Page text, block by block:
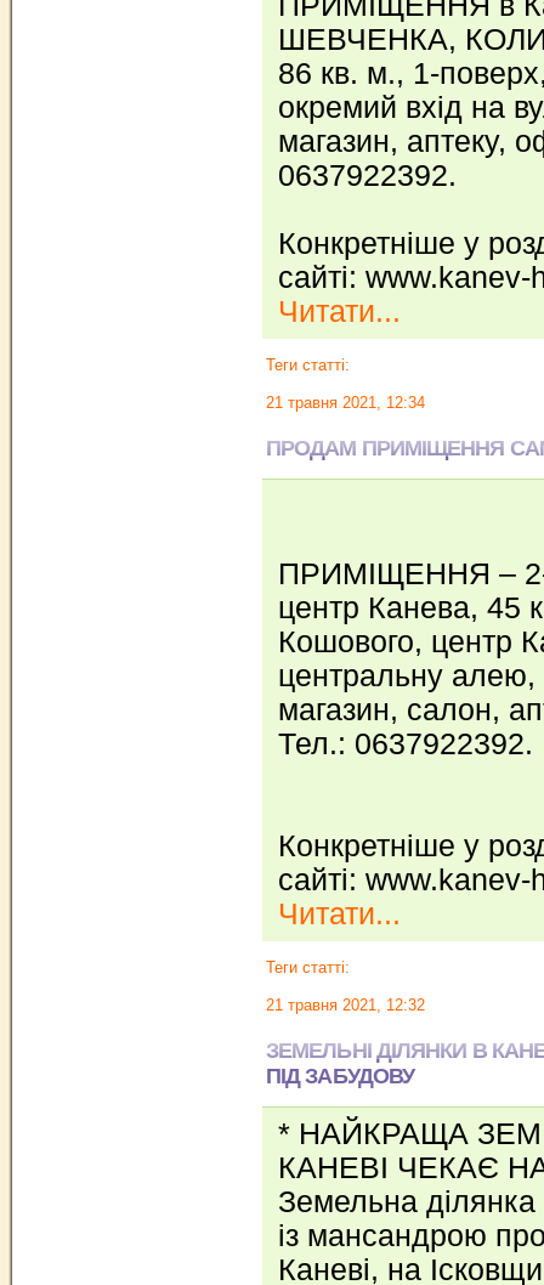
ШЕВЧЕНКА,
86 кв. м., 1-
окремий вхід на
магазин, аптеку,
0637922392.
Конкретніше у
сайті:
Читати...
Теги статті:
21 травня 2021, 12:34
ПРОДАМ ПРИМІЩЕННЯ
ПРИМІЩЕННЯ – 2-
центр Канева, 45
Кошового, центр
центральну алею,
магазин, салон,
Тел.: 0637922392.
Конкретніше у
сайті:
Читати...
Теги статті:
21 травня 2021, 12:32
ЗЕМЕЛЬНІ ДІЛЯНКИ В
ПІД ЗАБУДОВУ
* НАЙКРАЩА
КАНЕВІ ЧЕКАЄ
Земельна
із мансандрою
Каневі, на